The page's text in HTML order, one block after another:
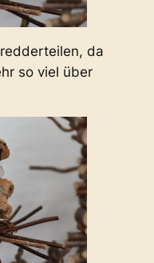
da
so viel über